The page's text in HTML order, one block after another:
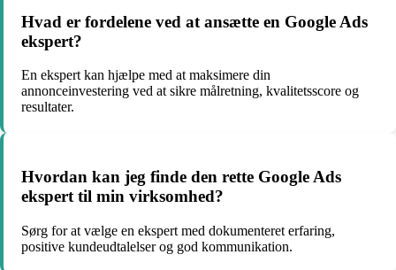
Hvad er fordelene ved at ansætte en Google Ads
ekspert?
En ekspert kan hjælpe med at maksimere din
annonceinvestering ved at sikre målretning, kvalitetsscore og
resultater.
Hvordan kan jeg finde den rette Google Ads
ekspert til min virksomhed?
Sørg for at vælge en ekspert med dokumenteret erfaring,
positive kundeudtalelser og god kommunikation.